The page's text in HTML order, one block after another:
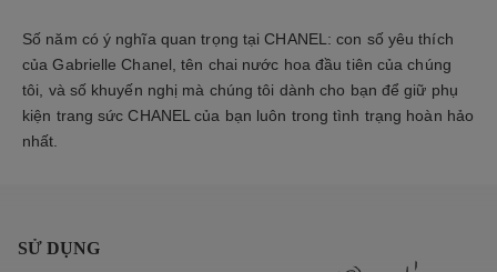
Số năm có ý nghĩa quan trọng tại CHANEL: con số yêu thích
của Gabrielle Chanel, tên chai nước hoa đầu tiên của chúng
tôi, và số khuyến nghị mà chúng tôi dành cho bạn để giữ phụ
kiện trang sức CHANEL của bạn luôn trong tình trạng hoàn hảo
nhất.
SỬ DỤNG